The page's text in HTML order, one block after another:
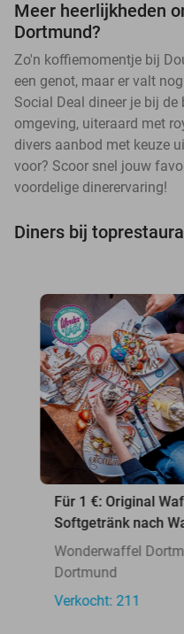
Meer heerlijkheden
Dortmund?
Zo'n koffiemomentje bij
een genot, maar er valt
Social Deal dineer je bij
omgeving, uiteraard met
divers aanbod met keuze
voor? Scoor snel jouw
voordelige dinerervaring!
Diners bij
Für 1 €: Original
Softgetränk nach
Wonderwaffel
Dortmund
Verkocht: 211